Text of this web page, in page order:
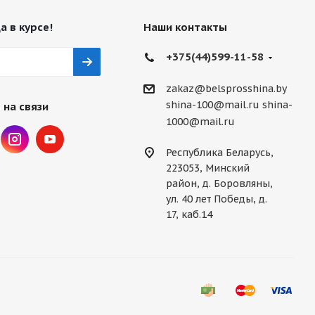
в курсе!
связи
Наши контакты
+375(44)599-11-58
zakaz@belsprosshina.by
shina-100@mail.ru shina-
1000@mail.ru
Республика Беларусь,
223053, Минский
район, д. Боровляны,
ул. 40 лет Победы, д.
17, каб.14